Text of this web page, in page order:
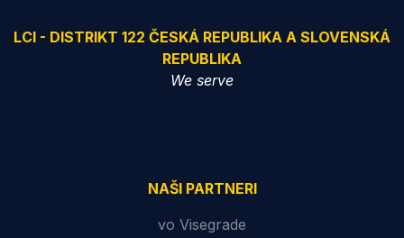
LCI - DISTRIKT 122 ČESKÁ REPUBLIKA A SLOVENSKÁ
REPUBLIKA
We serve
NAŠI PARTNERI
vo Visegrade